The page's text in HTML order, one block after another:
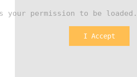
your permission to be
I Accept